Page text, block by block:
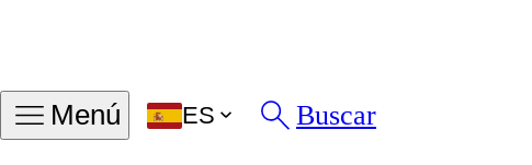
Tallas en MM
Menú ES Buscar